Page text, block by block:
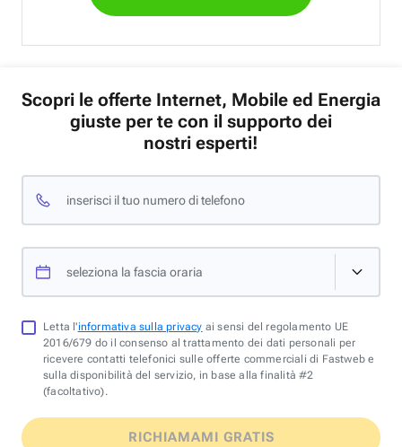
Scopri le offerte Internet, Mobile ed Energia
giuste per te con il supporto dei
nostri esperti!
inserisci il tuo numero di telefono
seleziona la fascia oraria
Letta l'informativa sulla privacy ai sensi del regolamento UE
2016/679 do il consenso al trattamento dei dati personali per
ricevere contatti telefonici sulle offerte commerciali di Fastweb e
sulla disponibilità del servizio, in base alla finalità #2
(facoltativo).
RICHIAMAMI GRATIS